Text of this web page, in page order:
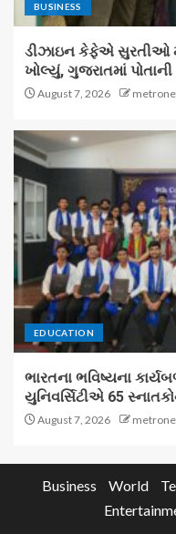
BUSINESS
ડીઝાઇન કેફેએ સુરતીઓ
ખોલ્યું, ગુજરાતમાં
August 7, 2026
EDUCATION
ભારતના ભવિષ્યના
યુનિવર્સિટીએ 65
August 7, 2026
Business World